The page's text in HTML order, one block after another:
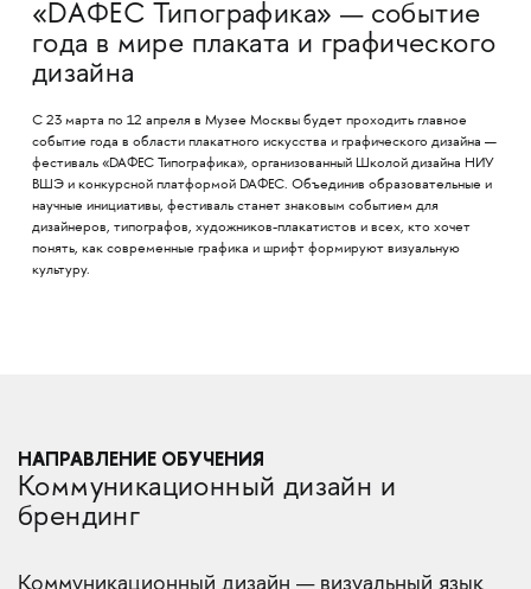
«DAФЕС Типографика» — событие
года в мире плаката и графического
дизайна
С 23 марта по 12 апреля в Музее Москвы будет проходить главное
событие года в области плакатного искусства и графического дизайна —
фестиваль «DAФЕС Типографика», организованный Школой дизайна НИУ
ВШЭ и конкурсной платформой DAФЕС. Объединив образовательные и
научные инициативы, фестиваль станет знаковым событием для
дизайнеров, типографов, художников-плакатистов и всех, кто хочет
понять, как современные графика и шрифт формируют визуальную
культуру.
НАПРАВЛЕНИЕ ОБУЧЕНИЯ
Коммуникационный дизайн и
брендинг